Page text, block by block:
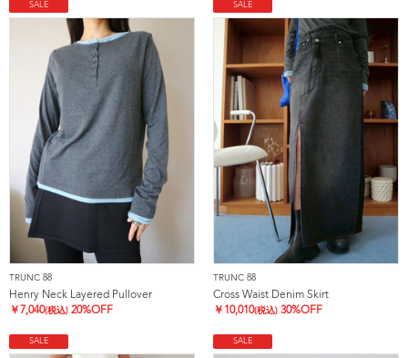
SALE
TRUNC 88
Henry Neck Layered Pullover
￥ 7,040(税込) 20%OFF
SALE
TRUNC 88
Cross Waist Denim Skirt
￥ 10,010(税込) 30%OFF
SALE SALE